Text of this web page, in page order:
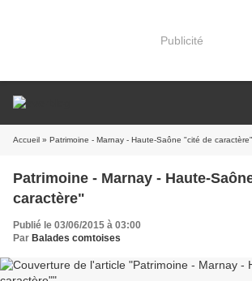
Publicité
Accueil » Patrimoine - Marnay - Haute-Saône "cité de caractère"
Patrimoine - Marnay - Haute-
caractère"
Publié le 03/06/2015 à 03:00
Par Balades comtoises